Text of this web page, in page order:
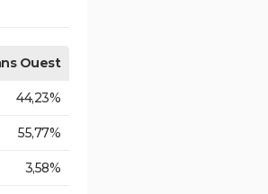
Ouest
44,23%
55,77%
3,58%